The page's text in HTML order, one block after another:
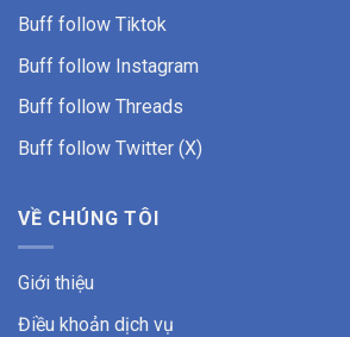
Buff follow Tiktok
Buff follow Instagram
Buff follow Threads
Buff follow Twitter (X)
VỀ CHÚNG TÔI
Giới thiệu
Điều khoản dịch vụ